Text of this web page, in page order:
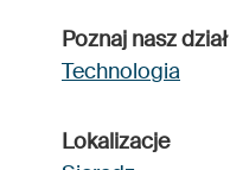
Poznaj nasz dział
Technologia
Lokalizacje